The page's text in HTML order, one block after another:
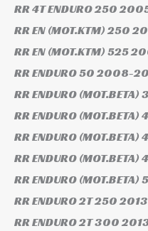
RR 4T ENDURO 250
RR EN (MOT.KTM) 250
RR EN (MOT.KTM) 525
RR ENDURO 502008-
RR ENDURO (MOT.BETA)
RR ENDURO (MOT.BETA)
RR ENDURO (MOT.BETA)
RR ENDURO (MOT.BETA)
RR ENDURO (MOT.BETA)
RR ENDURO 2T 250
RR ENDURO 2T 300